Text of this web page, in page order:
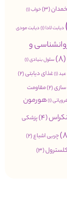
(3) خواب(1)
دیابت لادا(1) دیابت مودی
و
(8) سلول بنیادی(1)
عید(1) غذای دیابتی(2)
(2) مقاومت
(1) هورمون
(4)
پزشکی
چربی اشباع(2)
کلسترول(3)